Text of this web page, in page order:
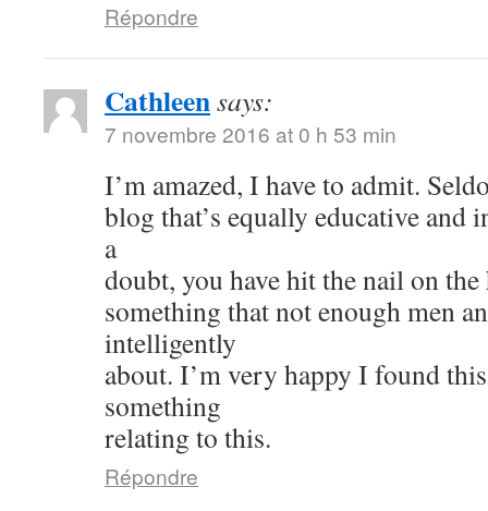
Répondre
Cathleensays:
7 novembre 2016 at 0 h 53 min
I’m amazed, I have to admit.
blog that’s equally educative and
a
doubt, you have hit the nail on the
something that not enough men
intelligently
about. I’m very happy I found
something
relating to this.
Répondre